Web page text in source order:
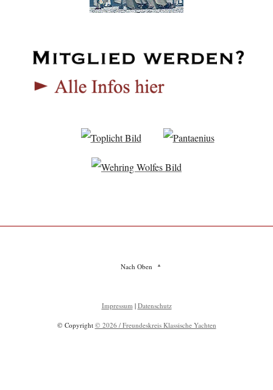
Nach Oben
Impressum | Datenschutz
© Copyright © 2026 / Freundeskreis Klassische Yachten